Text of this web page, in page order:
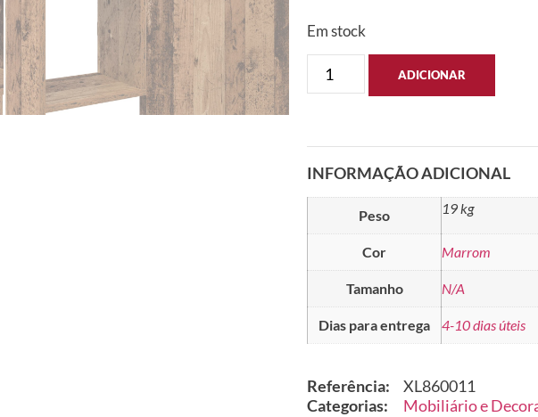
Em stock
ADICIONAR
INFORMAÇÃO ADICIONAL
Peso 19 kg
Cor Marrom
Tamanho N/A
Dias para entrega 4-10 dias úteis
Referência:
XL860011
Categorias:
Mobiliário e